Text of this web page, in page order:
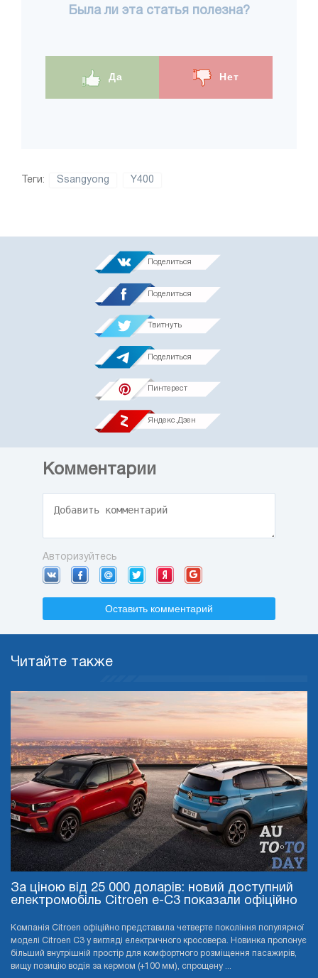
Была ли эта статья полезна?
Да Нет
Теги: Ssangyong Y400
Поделиться
Поделиться
Твитнуть
Поделиться
Пинтерест
Яндекс.Дзен
Комментарии
Авторизуйтесь
Оставить комментарий
Читайте также
За ціною від 25 000 доларів: новий доступний
електромобіль Citroen e-C3 показали офіційно
Компанія Citroen офіційно представила четверте покоління популярної
моделі Citroen C3 у вигляді електричного кросовера. Новинка пропонує
більший внутрішній простір для комфортного розміщення пасажирів,
вищу позицію водія за кермом (+100 мм), спрощену ...